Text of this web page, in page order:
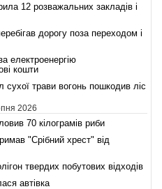
12 розважальних закладів і
дорогу поза переходом і
електроенергію
кошти
сухої трави вогонь пошкодив ліс
2026
70 кілограмів риби
"Срібний хрест" від
твердих побутових відходів
автівка